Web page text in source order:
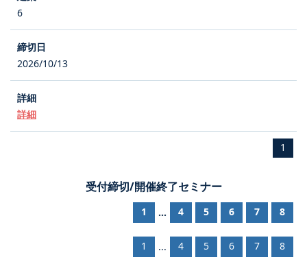
6
2026/10/13
詳細
1
受付締切/開催終了セミナー
1 ... 4 5 6 7 8
1 ... 4 5 6 7 8